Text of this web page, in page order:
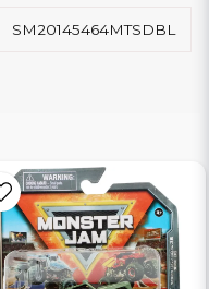
SM20145464MTSDBL